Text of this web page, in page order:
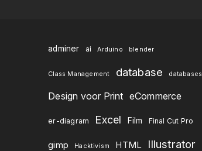
adminer ai Arduino blender
Class Management database databases
Design voor Print eCommerce
er-diagram Excel Film Final Cut Pro
gimp Hacktivism HTML Illustrator